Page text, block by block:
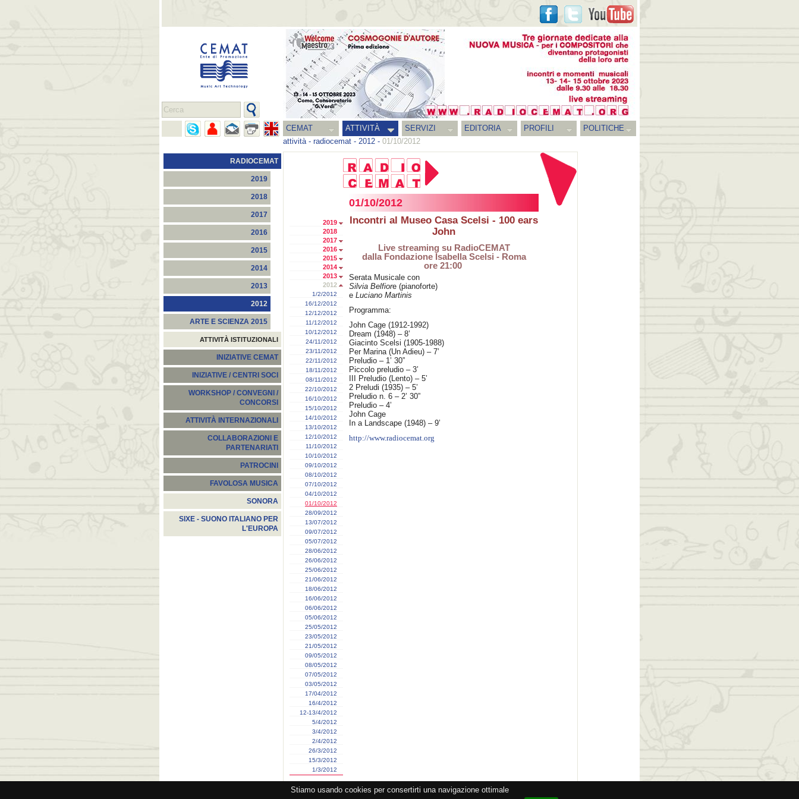
Stiamo usando cookies per consertirti una navigazione ottimale
CEMAT ATTIVITÀ SERVIZI EDITORIA PROFILI
POLITICHE
attività- radiocemat - 2012 - 01/10/2012
RADIOCEMAT
2019
2018
2017
2016
2015
2014
2013
2012
ARTE E SCIENZA 2015
ATTIVITÀ ISTITUZIONALI
INIZIATIVE CEMAT
INIZIATIVE / CENTRI SOCI
WORKSHOP / CONVEGNI /
CONCORSI
ATTIVITÀ INTERNAZIONALI
COLLABORAZIONI E
PARTENARIATI
PATROCINI
FAVOLOSA MUSICA
SONORA
SIXE - SUONO ITALIANO PER
L'EUROPA
2019
2018
2017
2016
2015
2014
2013
2012
1/2/2012
16/12/2012
12/12/2012
11/12/2012
10/12/2012
24/11/2012
23/11/2012
22/11/2012
18/11/2012
08/11/2012
22/10/2012
16/10/2012
15/10/2012
14/10/2012
13/10/2012
12/10/2012
11/10/2012
10/10/2012
09/10/2012
08/10/2012
07/10/2012
04/10/2012
01/10/2012
28/09/2012
13/07/2012
09/07/2012
05/07/2012
28/06/2012
26/06/2012
25/06/2012
21/06/2012
18/06/2012
16/06/2012
06/06/2012
05/06/2012
25/05/2012
23/05/2012
21/05/2012
09/05/2012
08/05/2012
07/05/2012
03/05/2012
17/04/2012
16/4/2012
12-13/4/2012
5/4/2012
3/4/2012
2/4/2012
26/3/2012
15/3/2012
1/3/2012
01/10/2012
Incontri al Museo Casa Scelsi - 100 ears
John
Live streaming su RadioCEMAT
dalla Fondazione Isabella Scelsi - Roma
ore 21:00
Serata Musicale con
Silvia Belfiore (pianoforte)
e Luciano Martinis
Programma:
John Cage (1912-1992)
Dream (1948) – 8’
Giacinto Scelsi (1905-1988)
Per Marina (Un Adieu) – 7’
Preludio – 1’ 30”
Piccolo preludio – 3’
III Preludio (Lento) – 5’
2 Preludi (1935) – 5’
Preludio n. 6 – 2’ 30”
Preludio – 4’
John Cage
In a Landscape (1948) – 9’
http://www.radiocemat.org
- PI 05362381005 - Lic. SIAE 2552/1/2523 - Visitatore # 94.007.295